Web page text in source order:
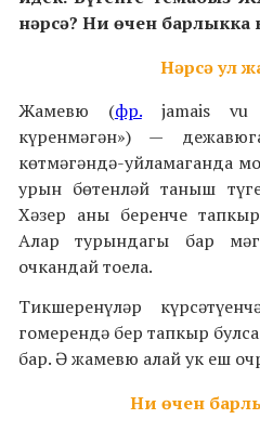
нәрсә? Ни өчен барлыкка
Нәрсә ул
Жамевю (фр. jamais vu
күренмәгән») —
көтмәгәндә-уйламаганда
урын бөтенләй таныш
Хәзер аны беренче тапкыр
Алар турындагы бар
очкандай тоела.
Тикшеренүләр
гомерендә бер тапкыр
бар. Ә жамевю алай ук еш
Ни өчен